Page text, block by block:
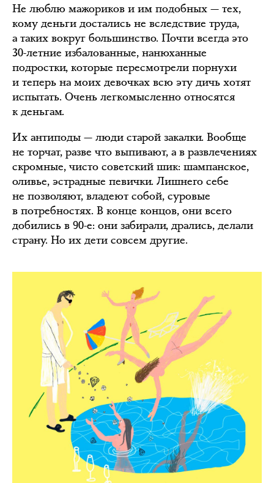
Не люблю мажориков и им подобных — тех,
кому деньги достались не вследствие труда,
а таких вокруг большинство. Почти всегда это
30-летние избалованные, нанюханные
подростки, которые пересмотрели порнухи
и теперь на моих девочках всю эту дичь хотят
испытать. Очень легкомысленно относятся
к деньгам.
Их антиподы — люди старой закалки. Вообще
не торчат, разве что выпивают, а в развлечениях
скромные, чисто советский шик: шампанское,
оливье, эстрадные певички. Лишнего себе
не позволяют, владеют собой, суровые
в потребностях. В конце концов, они всего
добились в 90-е: они забирали, дрались, делали
страну. Но их дети совсем другие.